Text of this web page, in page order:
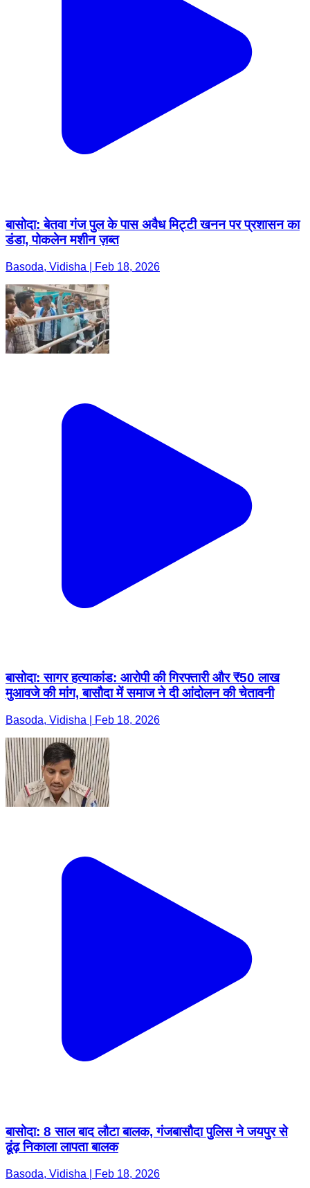
बासोदा: बेतवा गंज पुल के पास अवैध मिट्टी खनन पर प्रशासन का
डंडा, पोकलेन मशीन ज़ब्त
Basoda, Vidisha | Feb 18, 2026
बासोदा: सागर हत्याकांड: आरोपी की गिरफ्तारी और ₹50 लाख
मुआवजे की मांग, बासौदा में समाज ने दी आंदोलन की चेतावनी
Basoda, Vidisha | Feb 18, 2026
बासोदा: 8 साल बाद लौटा बालक, गंजबासौदा पुलिस ने जयपुर से
ढूंढ़ निकाला लापता बालक
Basoda, Vidisha | Feb 18, 2026